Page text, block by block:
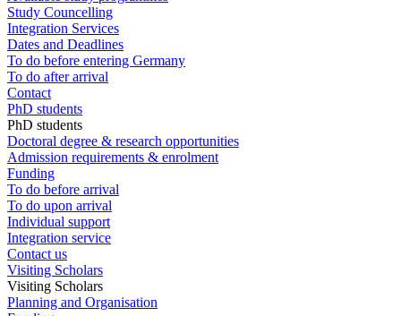
Study Councelling
Integration Services
Dates and Deadlines
To do before entering Germany
To do after arrival
Contact
PhD students
PhD students
Doctoral degree & research opportunities
Admission requirements & enrolment
Funding
To do before arrival
To do upon arrival
Individual support
Integration service
Contact us
Visiting Scholars
Visiting Scholars
Planning and Organisation